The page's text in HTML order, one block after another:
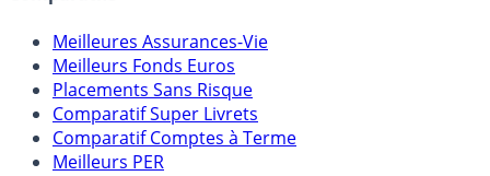
Comparatifs
Meilleures Assurances-Vie
Meilleurs Fonds Euros
Placements Sans Risque
Comparatif Super Livrets